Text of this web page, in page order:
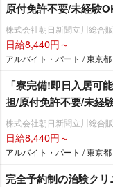
原付免許不要/未経験
株式会社朝日新聞立川総合
日給8,440円～
アルバイト・パート / 東京都
「寮完備!即日入居可
担/原付免許不要/未経
株式会社朝日新聞立川総合
日給8,440円～
アルバイト・パート / 東京都
完全予約制の治験ク